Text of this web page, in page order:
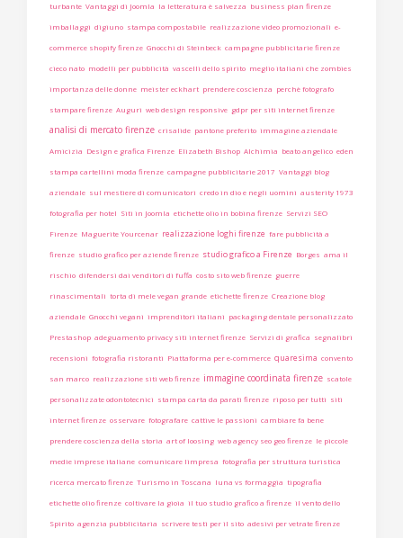
turbante Vantaggi di Joomla la letteratura è salvezza business plan firenze
imballaggi digiuno stampa compostabile realizzazione video promozionali e-
commerce shopify firenze Gnocchi di Steinbeck campagne pubblicitarie firenze
cieco nato modelli per pubblicità vascelli dello spirito meglio italiani che zombies
importanza delle donne meister eckhart prendere coscienza perchè fotografo
stampare firenze Auguri web design responsive gdpr per siti internet firenze
analisi di mercato firenze crisalide pantone preferito immagine aziendale
Amicizia Design e grafica Firenze Elizabeth Bishop Alchimia beato angelico eden
stampa cartellini moda firenze campagne pubblicitarie 2017 Vantaggi blog
aziendale sul mestiere di comunicatori credo in dio e negli uomini austerity 1973
fotografia per hotel Siti in Joomla etichette olio in bobina firenze Servizi SEO
Firenze Maguerite Yourcenar realizzazione loghi firenze fare pubblicità a
firenze studio grafico per aziende firenze studio grafico a Firenze Borges ama il
rischio difendersi dai venditori di fuffa costo sito web firenze guerre
rinascimentali torta di mele vegan grande etichette firenze Creazione blog
aziendale Gnocchi vegani imprenditori italiani packaging dentale personalizzato
Prestashop adeguamento privacy siti internet firenze Servizi di grafica segnalibri
recensioni fotografia ristoranti Piattaforma per e-commerce quaresima convento
san marco realizzazione siti web firenze immagine coordinata firenze scatole
personalizzate odontotecnici stampa carta da parati firenze riposo per tutti siti
internet firenze osservare fotografare cattive le passioni cambiare fa bene
prendere coscienza della storia art of loosing web agency seo geo firenze le piccole
medie imprese italiane comunicare limpresa fotografia per struttura turistica
ricerca mercato firenze Turismo in Toscana luna vs formaggia tipografia
etichette olio firenze coltivare la gioia il tuo studio grafico a firenze il vento dello
Spirito agenzia pubblicitaria scrivere testi per il sito adesivi per vetrate firenze